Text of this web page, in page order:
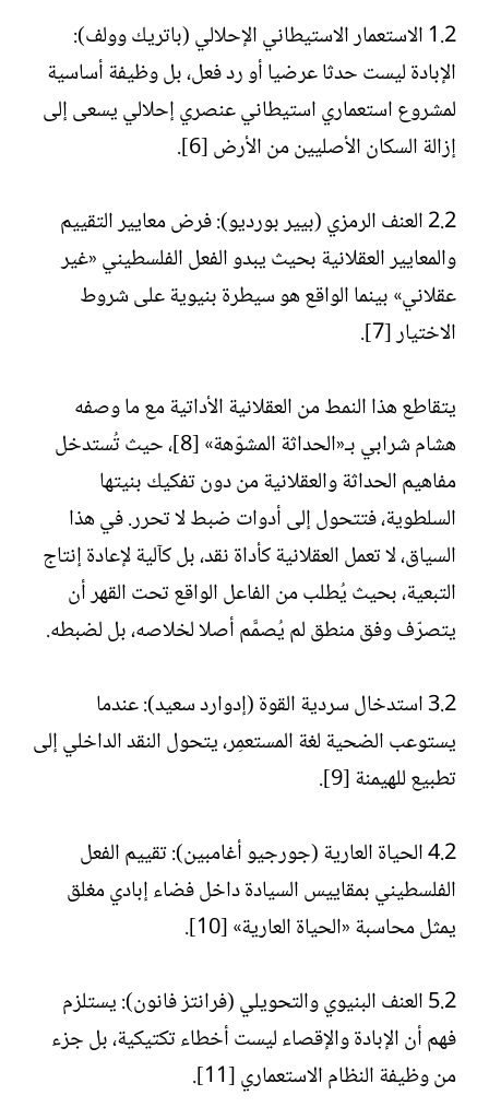
1.2 الاستعمار الاستيطاني الإحلالي (باتريك وولف):
الإبادة ليست حدثا عرضيا أو رد فعل، بل وظيفة أساسية
لمشروع استعماري استيطاني عنصري إحلالي يسعى إلى
إزالة السكان الأصليين من الأرض [6].
2.2 العنف الرمزي (بيير بورديو): فرض معايير التقييم
والمعايير العقلانية بحيث يبدو الفعل الفلسطيني «غير
عقلاني» بينما الواقع هو سيطرة بنيوية على شروط
الاختيار [7].
يتقاطع هذا النمط من العقلانية الأداتية مع ما وصفه
هشام شرابي بـ«الحداثة المشوّهة» [8]، حيث تُستدخل
مفاهيم الحداثة والعقلانية من دون تفكيك بنيتها
السلطوية، فتتحول إلى أدوات ضبط لا تحرر. في هذا
السياق، لا تعمل العقلانية كأداة نقد، بل كآلية لإعادة إنتاج
التبعية، بحيث يُطلب من الفاعل الواقع تحت القهر أن
يتصرّف وفق منطق لم يُصمَّم أصلا لخلاصه، بل لضبطه.
3.2 استدخال سردية القوة (إدوارد سعيد): عندما
يستوعب الضحية لغة المستعمِر، يتحول النقد الداخلي إلى
تطبيع للهيمنة [9].
4.2 الحياة العارية (جورجيو أغامبين): تقييم الفعل
الفلسطيني بمقاييس السيادة داخل فضاء إبادي مغلق
يمثل محاسبة «الحياة العارية» [10].
5.2 العنف البنيوي والتحويلي (فرانتز فانون): يستلزم
فهم أن الإبادة والإقصاء ليست أخطاء تكتيكية، بل جزء
من وظيفة النظام الاستعماري [11].